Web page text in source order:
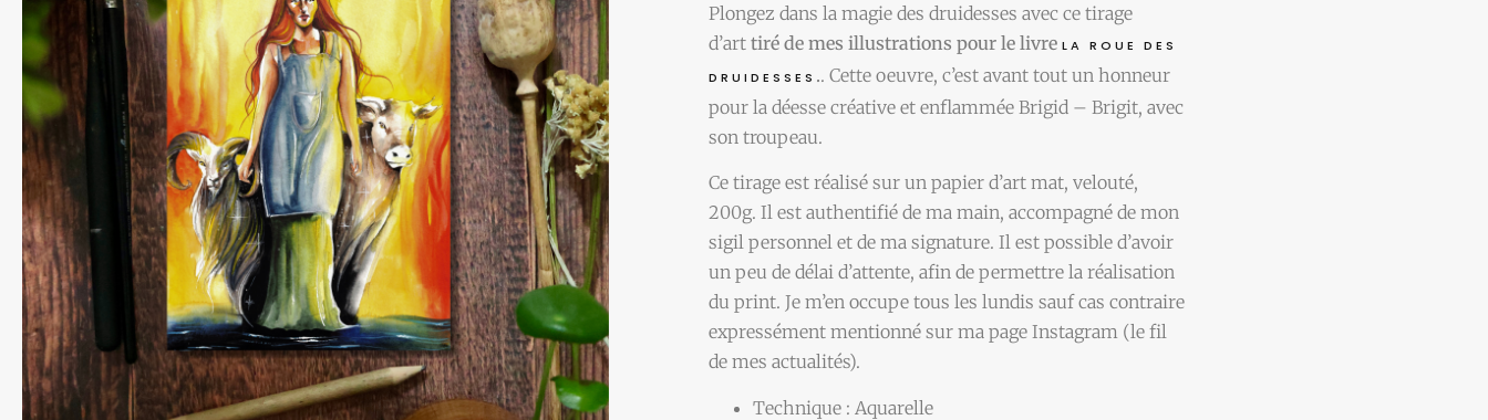
Plongez dans la magie des druidesses avec ce tirage
d’art tiré de mes illustrations pour le livre LA ROUE DES
DRUIDESSES .. Cette oeuvre, c’est avant tout un honneur
pour la déesse créative et enflammée Brigid – Brigit, avec
son troupeau.
Ce tirage est réalisé sur un papier d’art mat, velouté,
200g. Il est authentifié de ma main, accompagné de mon
sigil personnel et de ma signature. Il est possible d’avoir
un peu de délai d’attente, afin de permettre la réalisation
du print. Je m’en occupe tous les lundis sauf cas contraire
expressément mentionné sur ma page Instagram (le fil
de mes actualités).
Technique : Aquarelle